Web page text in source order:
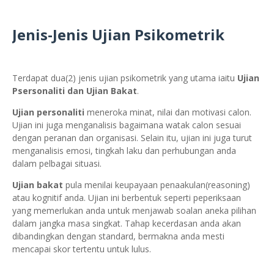
Jenis-Jenis Ujian Psikometrik
Terdapat dua(2) jenis ujian psikometrik yang utama iaitu Ujian
Psersonaliti dan Ujian Bakat.
Ujian personaliti meneroka minat, nilai dan motivasi calon.
Ujian ini juga menganalisis bagaimana watak calon sesuai
dengan peranan dan organisasi. Selain itu, ujian ini juga turut
menganalisis emosi, tingkah laku dan perhubungan anda
dalam pelbagai situasi.
Ujian bakat pula menilai keupayaan penaakulan(reasoning)
atau kognitif anda. Ujian ini berbentuk seperti peperiksaan
yang memerlukan anda untuk menjawab soalan aneka pilihan
dalam jangka masa singkat. Tahap kecerdasan anda akan
dibandingkan dengan standard, bermakna anda mesti
mencapai skor tertentu untuk lulus.